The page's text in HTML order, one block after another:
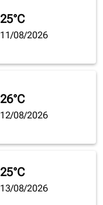
25°C
11/08/2026
26°C
12/08/2026
25°C
13/08/2026